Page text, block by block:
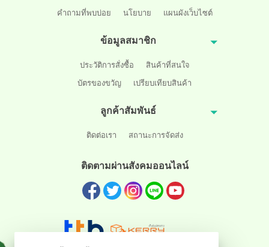
คำถามที่พบบ่อย
นโยบาย แผนผังเว็บไซต์
ข้อมูลสมาชิก
ประวัติการสั่งซื้อ
สินค้าที่สนใจ
บัตรของขวัญ
เปรียบเทียบสินค้า
ลูกค้าสัมพันธ์
ติดต่อเรา สถานะการจัดส่ง
ติดตามผ่านสังคมออนไลน์